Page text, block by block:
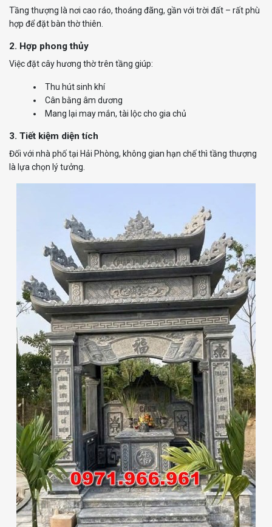
Tầng thượng là nơi cao ráo, thoáng đãng, gần với trời đất – rất phù
hợp để đặt bàn thờ thiên.
2. Hợp phong thủy
Việc đặt cây hương thờ trên tầng giúp:
Thu hút sinh khí
Cân bằng âm dương
Mang lại may mắn, tài lộc cho gia chủ
3. Tiết kiệm diện tích
Đối với nhà phố tại Hải Phòng, không gian hạn chế thì tầng thượng
là lựa chọn lý tưởng.